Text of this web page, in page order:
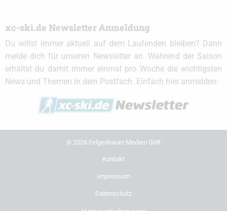
xc-ski.de Newsletter Anmeldung
Du willst immer aktuell auf dem Laufenden bleiben? Dann
melde dich für unseren Newsletter an. Während der Saison
erhältst du damit immer einmal pro Woche die wichtigsten
News und Themen in dein Postfach. Einfach hier anmelden:
© 2026 Felgenhauer Medien GbR
Kontakt
Impressum
Datenschutz